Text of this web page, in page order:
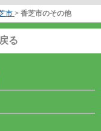
市 > 香芝市のその他
る